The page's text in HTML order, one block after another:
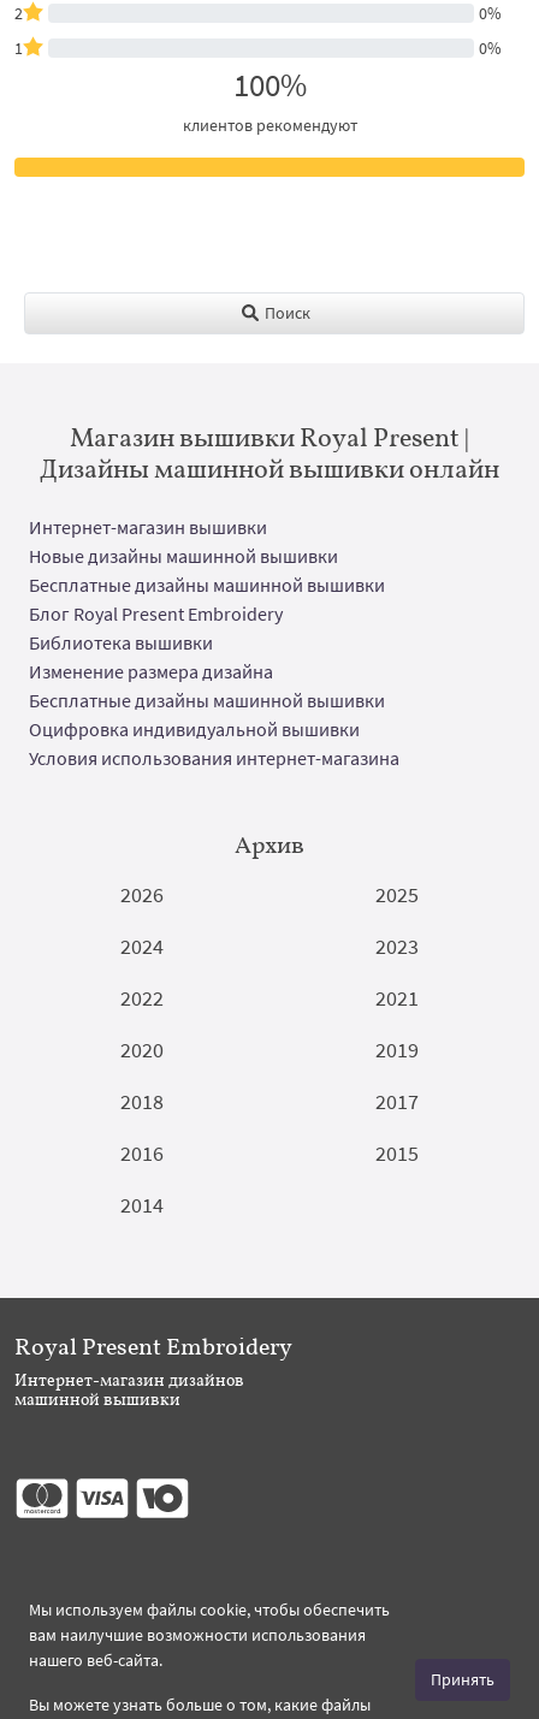
2
0%
1
0%
100%
клиентов рекомендуют
Поиск
Магазин вышивки Royal Present |
Дизайны машинной вышивки онлайн
Интернет-магазин вышивки
Новые дизайны машинной вышивки
Бесплатные дизайны машинной вышивки
Блог Royal Present Embroidery
Библиотека вышивки
Изменение размера дизайна
Бесплатные дизайны машинной вышивки
Оцифровка индивидуальной вышивки
Условия использования интернет-магазина
Архив
2026
2025
2024
2023
2022
2021
2020
2019
2018
2017
2016
2015
2014
Мы используем файлы cookie, чтобы обеспечить
вам наилучшие возможности использования
нашего веб-сайта.
Вы можете узнать больше о том, какие файлы
Принять
Royal Present Embroidery
Интернет-магазин дизайнов
машинной вышивки
Создано 2026 Royal-Present.ru ©